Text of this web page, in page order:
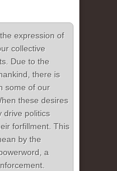
expression of
collective
Due to the
there is
some of our
these desires
drive politics
forfillment. This
by the
a